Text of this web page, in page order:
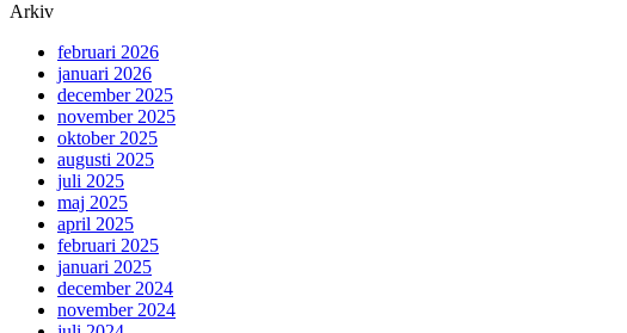
Arkiv
februari 2026
januari 2026
december 2025
november 2025
oktober 2025
augusti 2025
juli 2025
maj 2025
april 2025
februari 2025
januari 2025
december 2024
november 2024